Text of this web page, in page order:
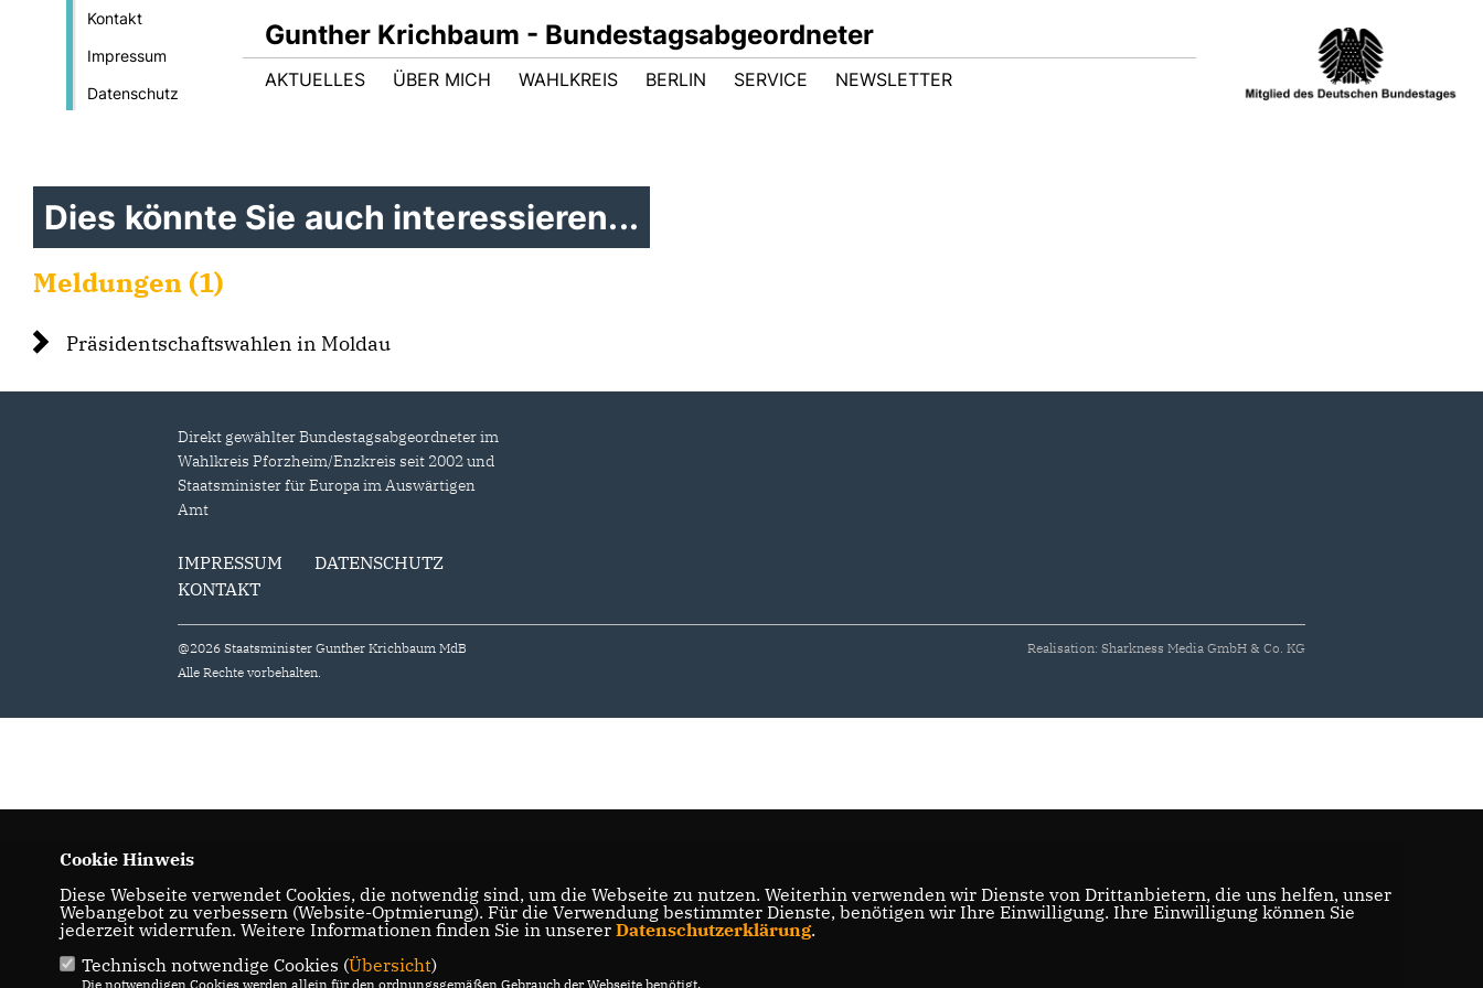
Kontakt
Impressum
Datenschutz
Gunther Krichbaum - Bundestagsabgeordneter
AKTUELLES ÜBER MICH WAHLKREIS BERLIN SERVICE NEWSLETTER
Dies könnte Sie auch interessieren...
Meldungen (1)
Präsidentschaftswahlen in Moldau
Direkt gewählter Bundestagsabgeordneter im
Wahlkreis Pforzheim/Enzkreis seit 2002 und
Staatsminister für Europa im Auswärtigen
Amt
IMPRESSUM
DATENSCHUTZ
KONTAKT
@2026 Staatsminister Gunther Krichbaum MdB
Alle Rechte vorbehalten.
Realisation: Sharkness Media GmbH & Co. KG
Cookie Hinweis
Diese Webseite verwendet Cookies, die notwendig sind, um die Webseite zu nutzen. Weiterhin verwenden wir Dienste von Drittanbietern, die uns helfen, unser
Webangebot zu verbessern (Website-Optmierung). Für die Verwendung bestimmter Dienste, benötigen wir Ihre Einwilligung. Ihre Einwilligung können Sie
jederzeit widerrufen. Weitere Informationen finden Sie in unserer Datenschutzerklärung.
Technisch notwendige Cookies (Übersicht)
Die notwendigen Cookies werden allein für den ordnungsgemäßen Gebrauch der Webseite benötigt.